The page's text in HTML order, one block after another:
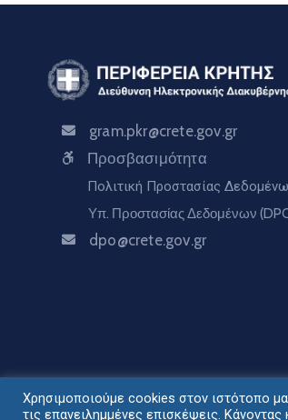
gram.pkr@crete.gov.gr
Προσβασιμότητα
Πολιτική Προστασίας
Υπ. Προστασίας Δεδομένων
dpo@crete.gov.gr
Χρησιμοποιούμε cookies στον ιστότοπο
τις επανειλημμένες επισκέψεις.